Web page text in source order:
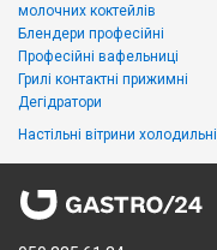
молочних коктейлів
Блендери професійні
Професійні вафельниці
Грилі контактні прижимні
Дегідратори
Настільні вітрини холодильні